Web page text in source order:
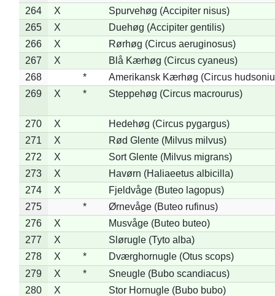
264
X
Spurvehøg (Accipiter nisus)
265
X
Duehøg (Accipiter gentilis)
266
X
Rørhøg (Circus aeruginosus)
267
X
Blå Kærhøg (Circus cyaneus)
268
*
Amerikansk Kærhøg (Circus
269
X * Steppehøg (Circus macrourus)
270 X
Hedehøg (Circus pygargus)
271
X
Rød Glente (Milvus milvus)
272
X
Sort Glente (Milvus migrans)
273
X
Havørn (Haliaeetus albicilla)
274
X
Fjeldvåge (Buteo lagopus)
275
*
Ørnevåge (Buteo rufinus)
276
X
Musvåge (Buteo buteo)
277
X
Slørugle (Tyto alba)
278
X *
Dværghornugle (Otus scops)
279
X *
Sneugle (Bubo scandiacus)
280
X
Stor Hornugle (Bubo bubo)